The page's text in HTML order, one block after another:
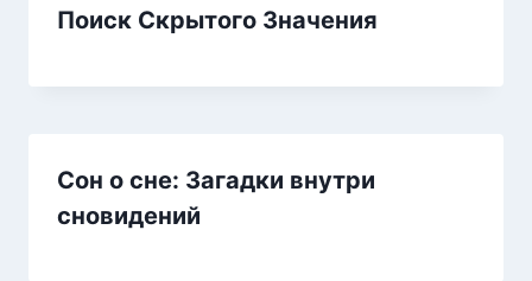
Поиск Скрытого Значения
Сон о сне: Загадки внутри
сновидений